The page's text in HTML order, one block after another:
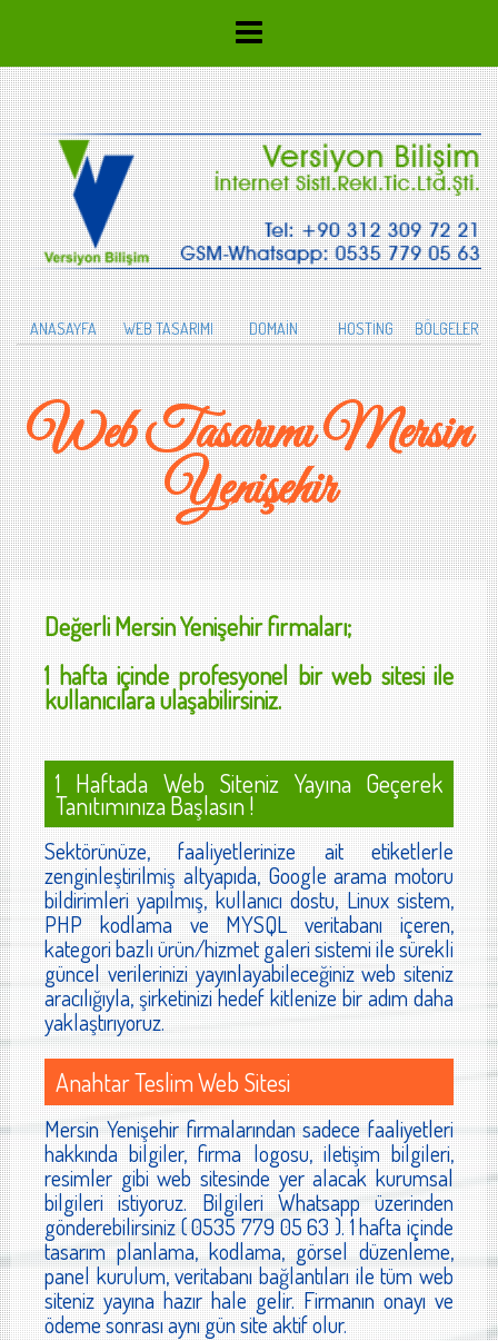
ANASAYFA WEB TASARIMI DOMAİN HOSTİNG BÖLGELER
Web Tasarımı Mersin
Yenişehir
DeğerliMersin Yenişehirfirmaları;
1 hafta içinde profesyonel bir web sitesi ile
kullanıcılara ulaşabilirsiniz.
1 Haftada Web Siteniz Yayına Geçerek
Tanıtımınıza Başlasın !
Sektörünüze, faaliyetlerinize ait etiketlerle
zenginleştirilmiş altyapıda, Google arama motoru
bildirimleri yapılmış, kullanıcı dostu, Linux sistem,
PHP kodlama ve MYSQL veritabanı içeren,
kategori bazlı ürün/hizmet galeri sistemi ile sürekli
güncel verilerinizi yayınlayabileceğiniz web siteniz
aracılığıyla, şirketinizi hedef kitlenize bir adım daha
yaklaştırıyoruz.
Anahtar Teslim Web Sitesi
Mersin Yenişehir firmalarından sadece faaliyetleri
hakkında bilgiler, firma logosu, iletişim bilgileri,
resimler gibi web sitesinde yer alacak kurumsal
bilgileri istiyoruz. Bilgileri Whatsapp üzerinden
gönderebilirsiniz ( 0535 779 05 63 ). 1 hafta içinde
tasarım planlama, kodlama, görsel düzenleme,
panel kurulum, veritabanı bağlantıları ile tüm web
siteniz yayına hazır hale gelir. Firmanın onayı ve
ödeme sonrası aynı gün site aktif olur.